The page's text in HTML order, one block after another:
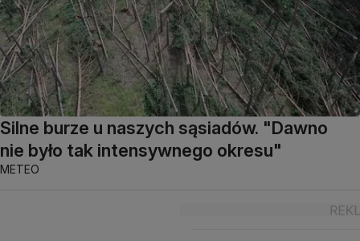
Silne burze u naszych sąsiadów. "Dawno
nie było tak intensywnego okresu"
METEO